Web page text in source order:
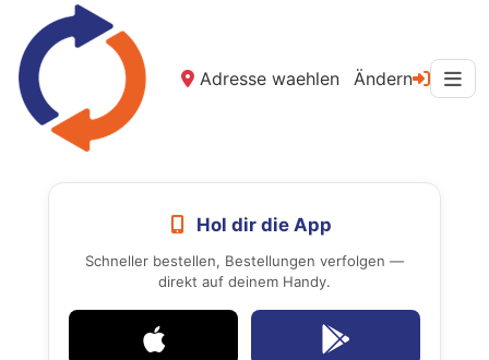
Adresse waehlen Ändern
Hol dir die App
Schneller bestellen, Bestellungen verfolgen —
direkt auf deinem Handy.